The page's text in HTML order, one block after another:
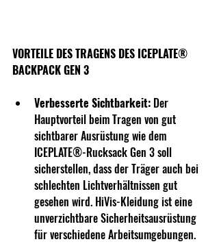
VORTEILE DES TRAGENS DES ICEPLATE®
BACKPACK GEN 3
Verbesserte Sichtbarkeit: Der
Hauptvorteil beim Tragen von gut
sichtbarer Ausrüstung wie dem
ICEPLATE®-Rucksack Gen 3 soll
sicherstellen, dass der Träger auch bei
schlechten Lichtverhältnissen gut
gesehen wird. HiVis-Kleidung ist eine
unverzichtbare Sicherheitsausrüstung
für verschiedene Arbeitsumgebungen.